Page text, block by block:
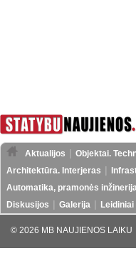
Aktualijos Objektai.
Architektūra. Interjeras
Automatika, pramonės
Diskusijos
Galerija Leidiniai
© 2026 MB NAUJIENOS LAIKU